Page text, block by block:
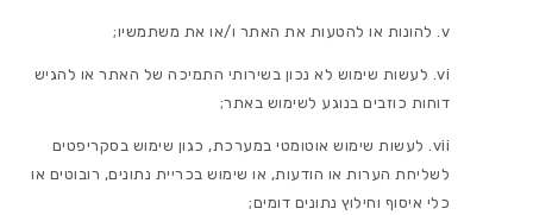
להונות או להטעות את האתר ו/או את משתמשיו;
לעשות שימוש לא נכון בשירותי התמיכה של האתר או להגיש
דוחות כוזבים בנוגע לשימוש באתר;
לעשות שימוש אוטומטי במערכת, כגון שימוש בסקריפטים
לשליחת הערות או הודעות, או שימוש בכריית נתונים, רובוטים או
כלי איסוף וחילוץ נתונים דומים;